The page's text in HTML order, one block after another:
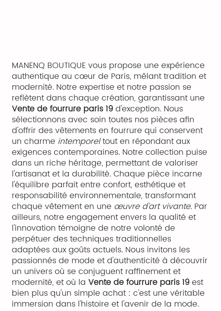
MANENQ BOUTIQUE vous propose une expérience
authentique au cœur de Paris, mêlant tradition et
modernité. Notre expertise et notre passion se
reflètent dans chaque création, garantissant une
Vente de fourrure paris 19d'exception. Nous
sélectionnons avec soin toutes nos pièces afin
d'offrir des vêtements en fourrure qui conservent
un charme intemporeltout en répondant aux
exigences contemporaines. Notre collection puise
dans un riche héritage, permettant de valoriser
l'artisanat et la durabilité. Chaque pièce incarne
l'équilibre parfait entre confort, esthétique et
responsabilité environnementale, transformant
chaque vêtement en une œuvre d'art vivante. Par
ailleurs, notre engagement envers la qualité et
l'innovation témoigne de notre volonté de
perpétuer des techniques traditionnelles
adaptées aux goûts actuels. Nous invitons les
passionnés de mode et d'authenticité à découvrir
un univers où se conjuguent raffinement et
modernité, et où la Vente de fourrure paris 19est
bien plus qu'un simple achat : c'est une véritable
immersion dans l'histoire et l'avenir de la mode.